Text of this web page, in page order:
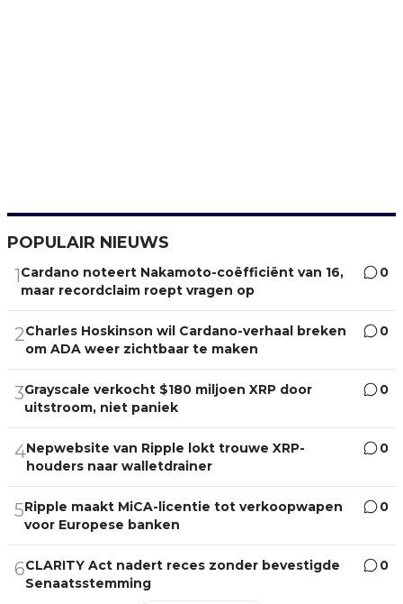
POPULAIR NIEUWS
1Cardano noteert Nakamoto-coëfficiënt van 16,
maar recordclaim roept vragen op
0
2Charles Hoskinson wil Cardano-verhaal breken
om ADA weer zichtbaar te maken
0
3Grayscale verkocht $180 miljoen XRP door
uitstroom, niet paniek
0
4Nepwebsite van Ripple lokt trouwe XRP-
houders naar walletdrainer
0
5Ripple maakt MiCA-licentie tot verkoopwapen
voor Europese banken
0
6CLARITY Act nadert reces zonder bevestigde
Senaatsstemming
0